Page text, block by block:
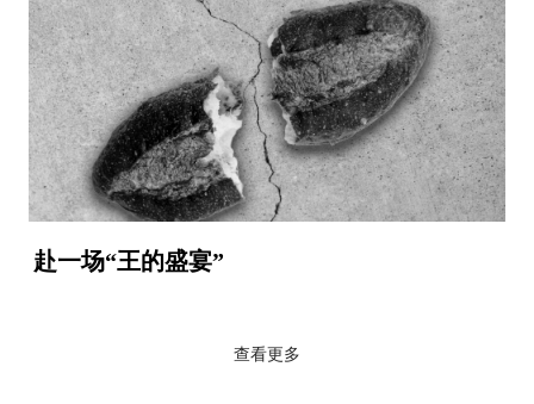
赴一场“王的盛宴”
查看更多